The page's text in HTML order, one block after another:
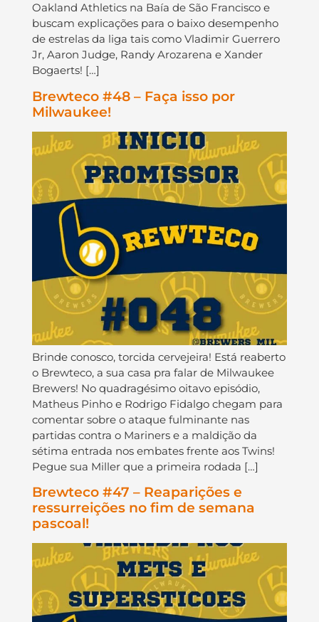
Oakland Athletics na Baía de São Francisco e
buscam explicações para o baixo desempenho
de estrelas da liga tais como Vladimir Guerrero
Jr, Aaron Judge, Randy Arozarena e Xander
Bogaerts! […]
Brewteco #48 – Faça isso por
Milwaukee!
Brinde conosco, torcida cervejeira! Está reaberto
o Brewteco, a sua casa pra falar de Milwaukee
Brewers! No quadragésimo oitavo episódio,
Matheus Pinho e Rodrigo Fidalgo chegam para
comentar sobre o ataque fulminante nas
partidas contra o Mariners e a maldição da
sétima entrada nos embates frente aos Twins!
Pegue sua Miller que a primeira rodada […]
Brewteco #47 – Reaparições e
ressurreições no fim de semana
pascoal!